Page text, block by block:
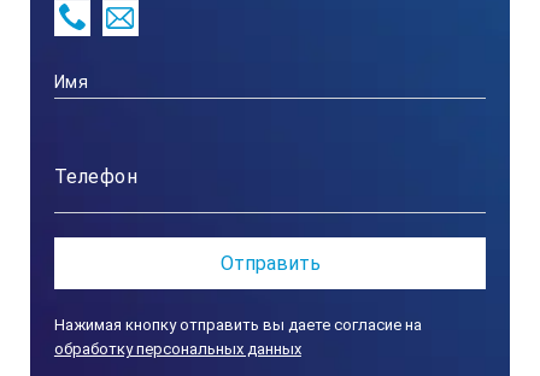
цифровой дисплей
Формы
Ф152 мм
(±0,2мм)х 63,5 мм (±1,3 мм)
Нажимая кнопку отправить вы даете согласие на
обработку персональных данных